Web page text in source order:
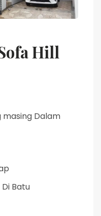
Hill
masing Dalam
Batu